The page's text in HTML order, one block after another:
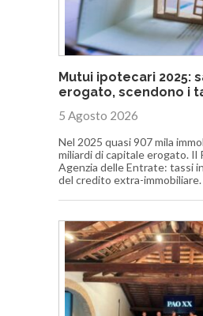
Mutui ipotecari 2025:
erogato, scendono i
5 Agosto 2026
Nel 2025 quasi 907 mila
miliardi di capitale erogato. Il
Agenzia delle Entrate: tassi
del credito extra-immobiliare.